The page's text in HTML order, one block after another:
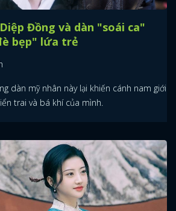
Đồng và dàn "soái ca"
bẹp" lứa trẻ
dàn mỹ nhân này lại khiến cánh nam giới
trai và bá khí của mình.